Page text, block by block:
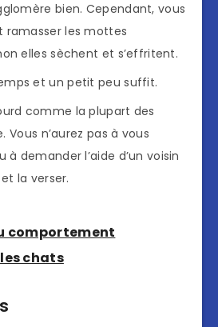
bien. Cependant, vous
ramasser les mottes
elles sèchent et s’effritent.
et un petit peu suffit.
comme la plupart des
Vous n’aurez pas à vous
à demander l’aide d’un voisin
la verser.
comportement
chats